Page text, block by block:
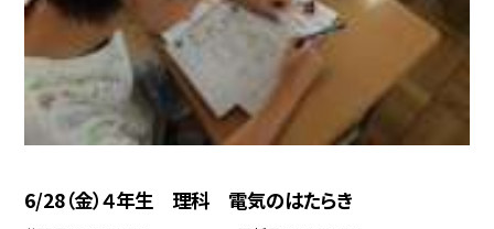
6/28（金）４年生 理科 電気のはたらき